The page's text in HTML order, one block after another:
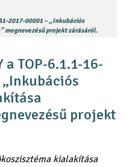
2017-00001 – „Inkubációs
megnevezésű projekt zárásáról.
a TOP-6.1.1-16-
projekt
kialakítása